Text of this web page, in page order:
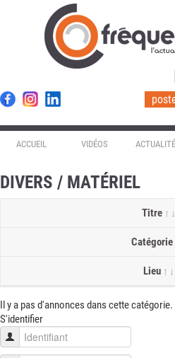
ACCUEIL VIDÉOS
DIVERS / MATÉRIEL
Titre
Catégorie
Lieu
Il y a pas d'annonces dans cette catégorie.
S'identifier
Identifiant